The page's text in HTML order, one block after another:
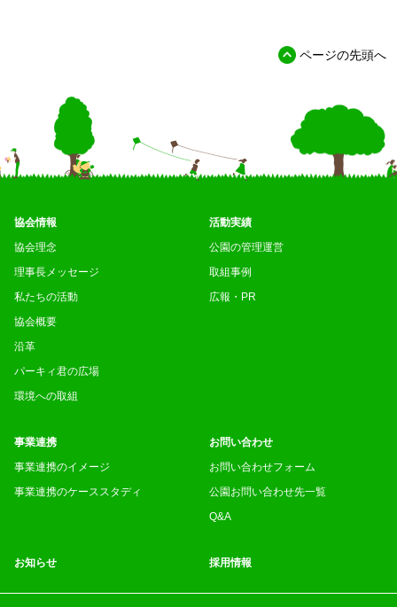
ページの先頭へ
協会情報
協会理念
理事長メッセージ
私たちの活動
協会概要
沿革
パーキィ君の広場
環境への取組
活動実績
公園の管理運営
取組事例
広報・PR
事業連携
事業連携のイメージ
事業連携のケーススタディ
お問い合わせ
お問い合わせフォーム
公園お問い合わせ先一覧
Q&A
お知らせ 採用情報